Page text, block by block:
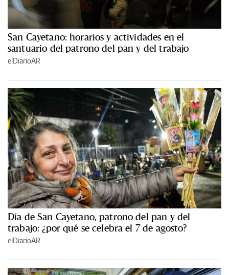
San Cayetano: horarios y actividades en el
santuario del patrono del pan y del trabajo
elDiarioAR
Día de San Cayetano, patrono del pan y del
trabajo: ¿por qué se celebra el 7 de agosto?
elDiarioAR